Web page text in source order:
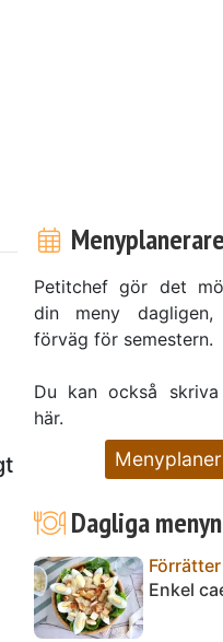
Petitchef gör det
din meny
förväg för semestern.
Du kan också
här.
Dagliga menyn
Förrätter
Enkel